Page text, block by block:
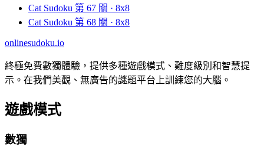
Cat Sudoku 第 67 關 · 8x8
Cat Sudoku 第 68 關 · 8x8
onlinesudoku.io
終極免費數獨體驗，提供多種遊戲模式、難度級別和智慧提
示。在我們美觀、無廣告的謎題平台上訓練您的大腦。
遊戲模式
數獨